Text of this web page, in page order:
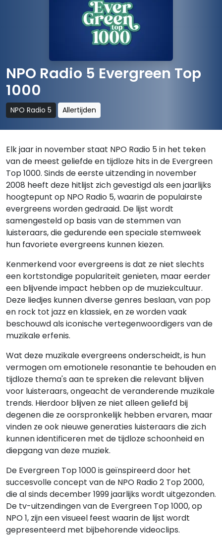
NPO Radio 5 Evergreen Top
1000
NPO Radio 5 Allertijden
Elk jaar in november staat NPO Radio 5 in het teken
van de meest geliefde en tijdloze hits in de Evergreen
Top 1000. Sinds de eerste uitzending in november
2008 heeft deze hitlijst zich gevestigd als een jaarlijks
hoogtepunt op NPO Radio 5, waarin de populairste
evergreens worden gedraaid. De lijst wordt
samengesteld op basis van de stemmen van
luisteraars, die gedurende een speciale stemweek
hun favoriete evergreens kunnen kiezen.
Kenmerkend voor evergreens is dat ze niet slechts
een kortstondige populariteit genieten, maar eerder
een blijvende impact hebben op de muziekcultuur.
Deze liedjes kunnen diverse genres beslaan, van pop
en rock tot jazz en klassiek, en ze worden vaak
beschouwd als iconische vertegenwoordigers van de
muzikale erfenis.
Wat deze muzikale evergreens onderscheidt, is hun
vermogen om emotionele resonantie te behouden en
tijdloze thema's aan te spreken die relevant blijven
voor luisteraars, ongeacht de veranderende muzikale
trends. Hierdoor blijven ze niet alleen geliefd bij
degenen die ze oorspronkelijk hebben ervaren, maar
vinden ze ook nieuwe generaties luisteraars die zich
kunnen identificeren met de tijdloze schoonheid en
diepgang van deze muziek.
De Evergreen Top 1000 is geïnspireerd door het
succesvolle concept van de NPO Radio 2 Top 2000,
die al sinds december 1999 jaarlijks wordt uitgezonden.
De tv-uitzendingen van de Evergreen Top 1000, op
NPO 1, zijn een visueel feest waarin de lijst wordt
gepresenteerd met bijbehorende videoclips.